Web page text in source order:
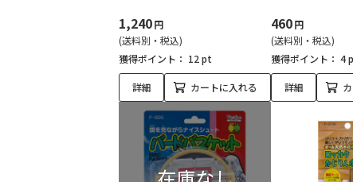
1,240円
(送料別・税込)
獲得ポイント： 12 pt
詳細 カートに入れる
460円
(送料別・税込)
獲得ポイント： 4
詳細